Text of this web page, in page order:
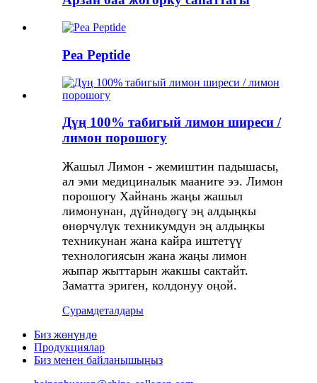
Pea Peptide
Дүң 100% табигый лимон ширеси /
лимон порошогу
Жашыл Лимон - жемиштин падышасы,
ал эми медициналык мааниге ээ. Лимон
порошогу Хайнань жаңы жашыл
лимонунан, дүйнөдөгү эң алдыңкы
өнөрчүлүк техникумдун эң алдыңкы
техникунан жана кайра иштетүү
технологиясын жана жаңы лимон
жыпар жыттарын жакшы сактайт.
Заматта эриген, колдонуу оңой.
Сурамдеталдары
Биз жөнүндө
Продукциялар
Биз менен байланышыңыз